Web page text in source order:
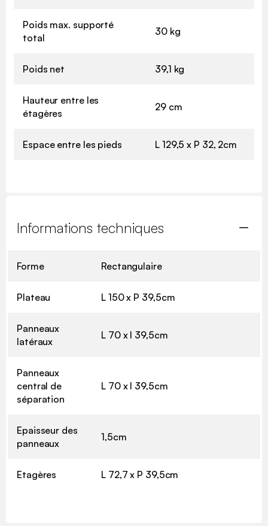
Poids max. supporté
total
30 kg
Poids net 39,1 kg
Hauteur entre les
étagères
29 cm
Espace entre les pieds L 129,5 x P 32, 2cm
Informations techniques
Forme Rectangulaire
Plateau L 150 x P 39,5cm
Panneaux
latéraux
L 70 x l 39,5cm
Panneaux
central de
séparation
L 70 x l 39,5cm
Epaisseur des
panneaux
1,5cm
Etagères L 72,7 x P 39,5cm